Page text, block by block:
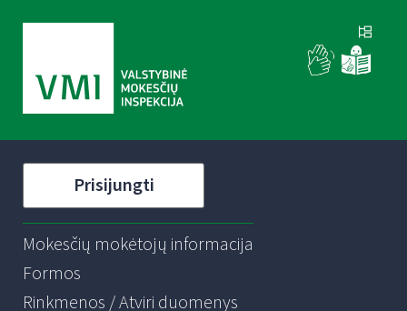
Prisijungti
Mokesčių mokėtojų informacija
Formos
Rinkmenos / Atviri duomenys